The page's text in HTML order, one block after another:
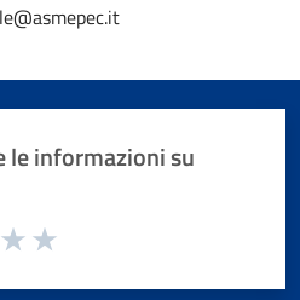
le informazioni su